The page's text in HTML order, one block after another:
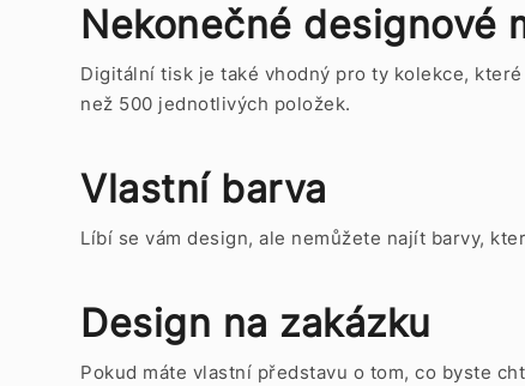
Nekonečné designové
Digitální tisk je také vhodný pro ty kolekce,
než 500 jednotlivých položek.
Vlastní barva
Líbí se vám design, ale nemůžete najít barvy,
Design na zakázku
Pokud máte vlastní představu o tom, co byste